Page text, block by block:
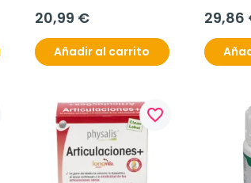
20,99 €
Añadir al carrito
29,86
favorite_border